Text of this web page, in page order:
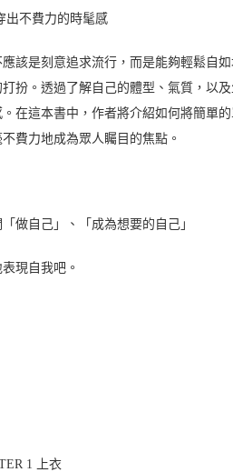
出不費力的時髦感
應該是刻意追求流行，而是能夠輕鬆自
打扮。透過了解自己的體型、氣質，以
。在這本書中，作者將介紹如何將簡單
費力地成為眾人矚目的焦點。
做自己」、「成為想要的自己」
現自我吧。
1 上衣